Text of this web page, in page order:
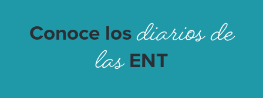
Conoce losdiarios de
lasENT